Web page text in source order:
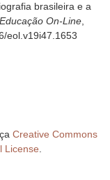
brasileira e a
Educação On-Line,
eol.v19i47.1653
Creative Commons
License.